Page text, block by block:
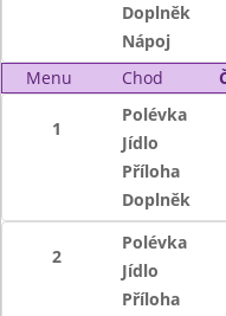
Doplněk
Nápoj
Menu
Chod
1
Polévka
Jídlo
Příloha
Doplněk
2
Polévka
Jídlo
Příloha